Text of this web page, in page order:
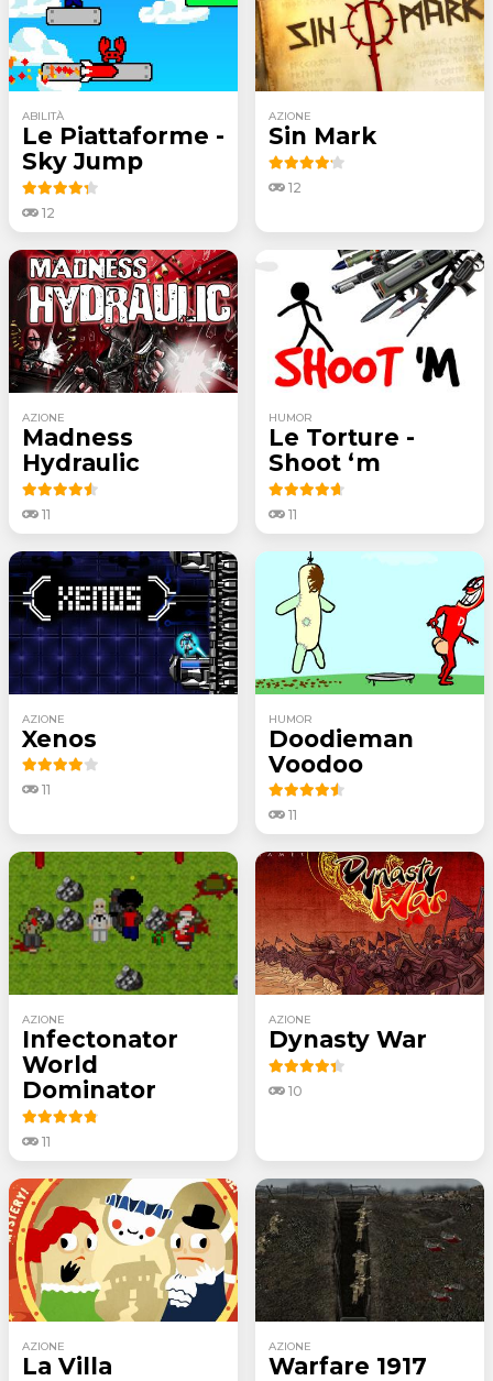
ABILITÀ
Le Piattaforme -
Sky Jump
12
AZIONE
Sin Mark
12
AZIONE
Madness
Hydraulic
11
HUMOR
Le Torture -
Shoot ‘m
11
AZIONE
Xenos
11
HUMOR
Doodieman
Voodoo
11
AZIONE
Infectonator
World
Dominator
11
AZIONE
Dynasty War
10
AZIONE
La Villa
AZIONE
Warfare 1917